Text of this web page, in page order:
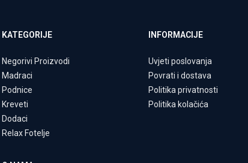
KATEGORIJE
Negorivi Proizvodi
Madraci
Podnice
Kreveti
Dodaci
Relax Fotelje
INFORMACIJE
Uvjeti poslovanja
Povrati i dostava
Politika privatnosti
Politika kolačića